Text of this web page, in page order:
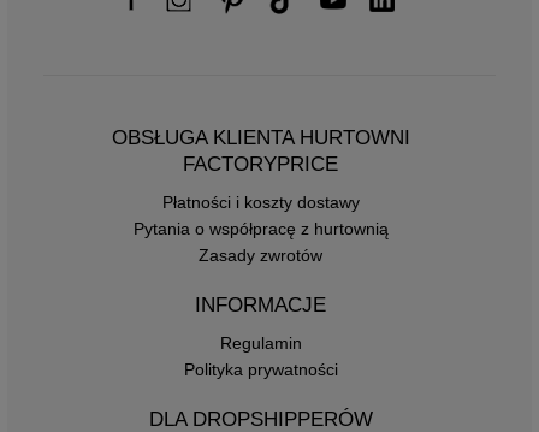
OBSŁUGA KLIENTA HURTOWNI
FACTORYPRICE
Płatności i koszty dostawy
Pytania o współpracę z hurtownią
Zasady zwrotów
INFORMACJE
Regulamin
Polityka prywatności
DLA DROPSHIPPERÓW